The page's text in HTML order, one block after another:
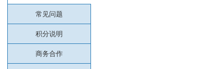
常见问题
积分说明
商务合作